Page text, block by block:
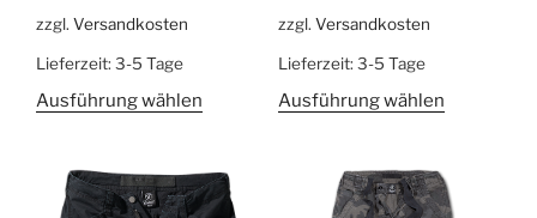
zzgl. Versandkosten
Lieferzeit: 3-5 Tage
Ausführung wählen
zzgl. Versandkosten
Lieferzeit: 3-5 Tage
Ausführung wählen